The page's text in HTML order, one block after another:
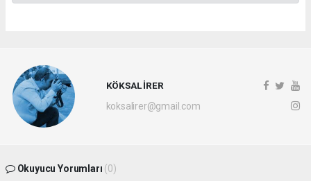
KÖKSAL İRER
koksalirer@gmail.com
Okuyucu Yorumları (0)